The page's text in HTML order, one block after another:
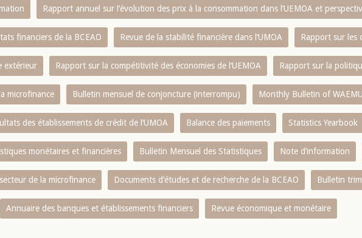
Rapport annuel sur l‘évolution des prix à la consommation dans l‘UEMOA et
financiers de la BCEAO Revue de la stabilité financière dans l‘UMOA Rapport sur les
extérieur Rapport sur la compétitivité des économies de l‘UEMOA Rapport sur la
microfinance Bulletin mensuel de conjoncture (interrompu) Monthly Bulletin of
des établissements de crédit de l‘UMOA Balance des paiements Statistics Yearbook
monétaires et financières Bulletin Mensuel des Statistiques Note d’information
de la microfinance Documents d’études et de recherche de la BCEAO Bulletin
Annuaire des banques et établissements financiers Revue économique et monétaire